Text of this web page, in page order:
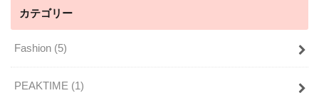
カテゴリー
Fashion (5)
PEAKTIME (1)